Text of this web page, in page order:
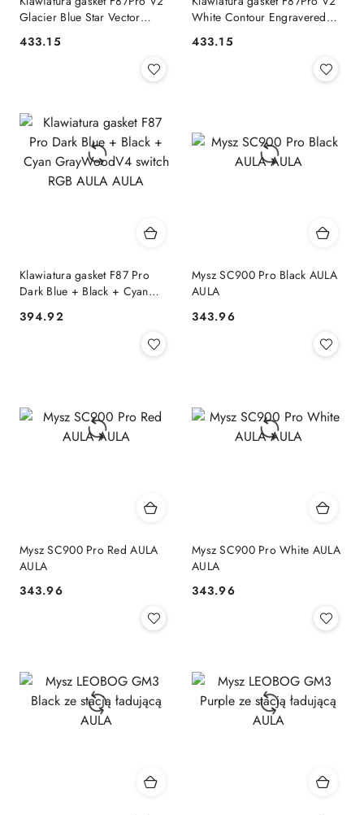
Glacier Blue Star Vector
Cena:
433.15
White Contour Engravered
AULA
Cena:
433.15
Klawiatura gasket F87 Pro
Dark Blue + Black + Cyan
AULA AULA
Cena:
394.92
Mysz SC900 Pro Black AULA
AULA
Cena:
343.96
Mysz SC900 Pro Red AULA
AULA
Cena:
343.96
Mysz SC900 Pro White AULA
AULA
Cena:
343.96